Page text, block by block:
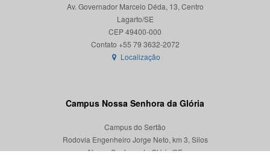
Av. Governador Marcelo Déda, 13, Centro
Lagarto/SE
CEP 49400-000
Localização
Campus Nossa Senhora da Glória
Campus do Sertão
Rodovia Engenheiro Jorge Neto, km 3, Silos
Nossa Senhora da Glória/SE